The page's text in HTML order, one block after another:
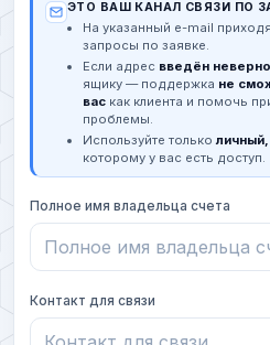
ЭТО ВАШ КАНАЛ СВЯЗИ ПО
На указанный e-mail
запросы по заявке.
Если адрес введён неверно
ящику — поддержка не
вас как клиента и помочь
проблемы.
Используйте только
которому у вас есть доступ.
Полное имя владельца счета
Контакт для связи